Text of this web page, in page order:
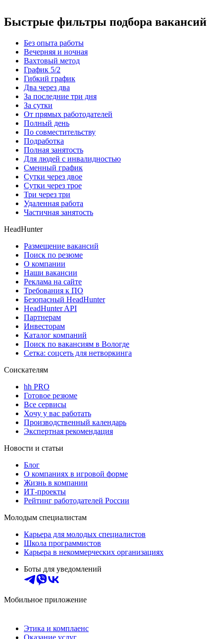
Быстрые фильтры подбора вакансий
Без опыта работы
Вечерняя и ночная
Вахтовый метод
График 5/2
Гибкий график
Два через два
За последние три дня
За сутки
От прямых работодателей
Полный день
По совместительству
Подработка
Полная занятость
Для людей с инвалидностью
Сменный график
Сутки через двое
Сутки через трое
Три через три
Удаленная работа
Частичная занятость
HeadHunter
Размещение вакансий
Поиск по резюме
О компании
Наши вакансии
Реклама на сайте
Требования к ПО
Безопасный HeadHunter
HeadHunter API
Партнерам
Инвесторам
Каталог компаний
Поиск по вакансиям в Вологде
Сетка: соцсеть для нетворкинга
Соискателям
hh PRO
Готовое резюме
Все сервисы
Хочу у вас работать
Производственный календарь
Экспертная рекомендация
Новости и статьи
Блог
О компаниях в игровой форме
Жизнь в компании
ИТ-проекты
Рейтинг работодателей России
Молодым специалистам
Карьера для молодых специалистов
Школа программистов
Карьера в некоммерческих организациях
Боты для уведомлений
Мобильное приложение
Этика и комплаенс
Оказание услуг